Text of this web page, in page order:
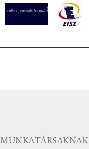
MUNKATÁRSAKNAK